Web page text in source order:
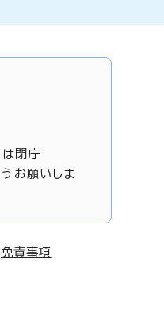
閉庁
お願いしま
免責事項